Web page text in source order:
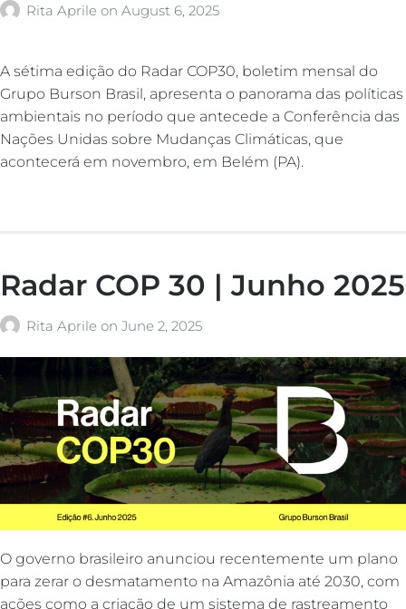
Rita Aprile on August 6, 2025
A sétima edição do Radar COP30, boletim mensal do
Grupo Burson Brasil, apresenta o panorama das políticas
ambientais no período que antecede a Conferência das
Nações Unidas sobre Mudanças Climáticas, que
acontecerá em novembro, em Belém (PA).
Radar COP 30 | Junho 2025
Rita Aprile on June 2, 2025
O governo brasileiro anunciou recentemente um plano
para zerar o desmatamento na Amazônia até 2030, com
ações como a criação de um sistema de rastreamento